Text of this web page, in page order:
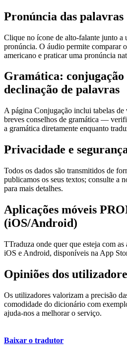
Pronúncia das palavras
Clique no ícone de alto-falante junto a
pronúncia. O áudio permite comparar
americano e praticar uma pronúncia
Gramática: conjugação
declinação de palavras
A página Conjugação inclui tabelas de
breves conselhos de gramática —
a gramática diretamente enquanto
Privacidade e
Todos os dados são transmitidos de
publicamos os seus textos; consulte a
para mais detalhes.
Aplicações móveis
(iOS/Android)
TTraduza onde quer que esteja com
iOS e Android, disponíveis na App
Opiniões dos
Os utilizadores valorizam a precisão
comodidade do dicionário com
ajuda-nos a melhorar o serviço.
Baixar o tradutor